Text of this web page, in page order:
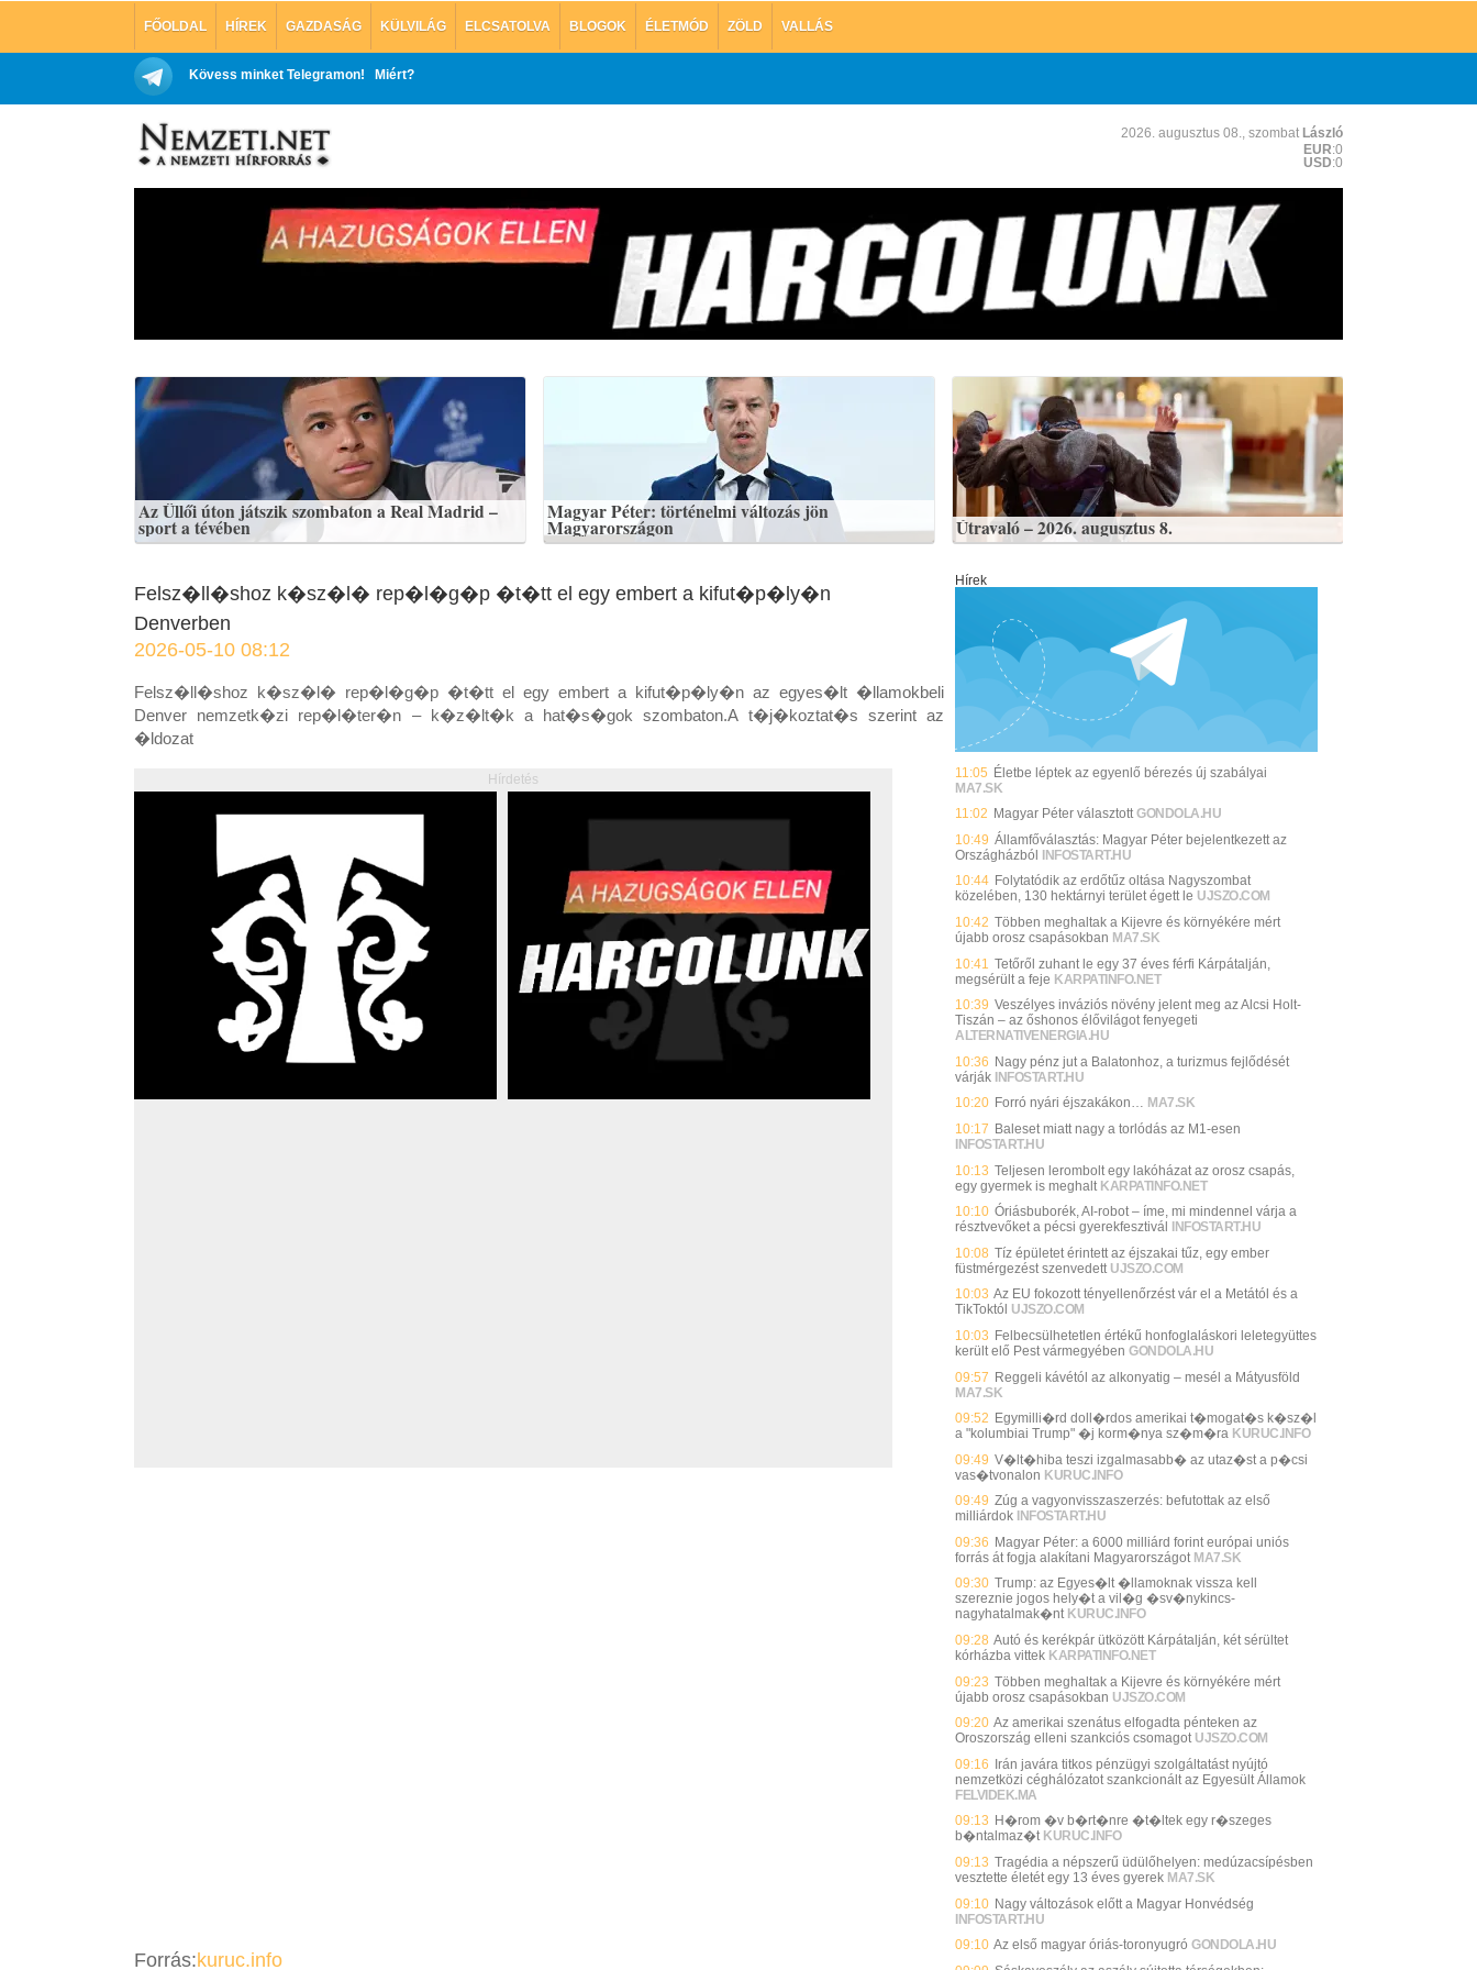
FŐOLDAL HÍREK GAZDASÁG KÜLVILÁG ELCSATOLVA BLOGOK ÉLETMÓD ZÖLD VALLÁS
Kövess minket Telegramon! Miért?
2026. augusztus 08., szombat László
EUR:0
USD:0
Az Üllői úton játszik szombaton a Real Madrid –
sport a tévében
Magyar Péter: történelmi változás jön
Magyarországon Útravaló – 2026. augusztus 8.
Felsz�ll�shoz k�sz�l� rep�l�g�p �t�tt el egy embert a kifut�p�ly�n
Denverben
2026-05-10 08:12
Felsz�ll�shoz k�sz�l� rep�l�g�p �t�tt el egy embert a kifut�p�ly�n az egyes�lt �llamokbeli
Denver nemzetk�zi rep�l�ter�n – k�z�lt�k a hat�s�gok szombaton.A t�j�koztat�s szerint az
�ldozat
Hírdetés
Forrás:kuruc.info
Hírek
11:05 Életbe léptek az egyenlő bérezés új szabályai
MA7.SK
11:02 Magyar Péter választott GONDOLA.HU
10:49 Államfőválasztás: Magyar Péter bejelentkezett az
Országházból INFOSTART.HU
10:44 Folytatódik az erdőtűz oltása Nagyszombat
közelében, 130 hektárnyi terület égett le UJSZO.COM
10:42 Többen meghaltak a Kijevre és környékére mért
újabb orosz csapásokban MA7.SK
10:41 Tetőről zuhant le egy 37 éves férfi Kárpátalján,
megsérült a feje KARPATINFO.NET
10:39 Veszélyes inváziós növény jelent meg az Alcsi Holt-
Tiszán – az őshonos élővilágot fenyegeti
ALTERNATIVENERGIA.HU
10:36 Nagy pénz jut a Balatonhoz, a turizmus fejlődését
várják INFOSTART.HU
10:20 Forró nyári éjszakákon… MA7.SK
10:17 Baleset miatt nagy a torlódás az M1-esen
INFOSTART.HU
10:13 Teljesen lerombolt egy lakóházat az orosz csapás,
egy gyermek is meghalt KARPATINFO.NET
10:10 Óriásbuborék, AI-robot – íme, mi mindennel várja a
résztvevőket a pécsi gyerekfesztivál
INFOSTART.HU
10:08 Tíz épületet érintett az éjszakai tűz, egy ember
füstmérgezést szenvedett UJSZO.COM
10:03 Az EU fokozott tényellenőrzést vár el a Metától és a
TikToktól UJSZO.COM
10:03 Felbecsülhetetlen értékű honfoglaláskori leletegyüttes
került elő Pest vármegyében GONDOLA.HU
09:57 Reggeli kávétól az alkonyatig – mesél a Mátyusföld
MA7.SK
09:52 Egymilli�rd doll�rdos amerikai t�mogat�s k�sz�l
a "kolumbiai Trump" �j korm�nya sz�m�ra KURUC.INFO
09:49 V�lt�hiba teszi izgalmasabb� az utaz�st a p�csi
vas�tvonalon KURUC.INFO
09:49 Zúg a vagyonvisszaszerzés: befutottak az első
milliárdok INFOSTART.HU
09:36 Magyar Péter: a 6000 milliárd forint európai uniós
forrás át fogja alakítani Magyarországot MA7.SK
09:30 Trump: az Egyes�lt �llamoknak vissza kell
szereznie jogos hely�t a vil�g �sv�nykincs-
nagyhatalmak�nt KURUC.INFO
09:28 Autó és kerékpár ütközött Kárpátalján, két sérültet
kórházba vittek KARPATINFO.NET
09:23 Többen meghaltak a Kijevre és környékére mért
újabb orosz csapásokban UJSZO.COM
09:20 Az amerikai szenátus elfogadta pénteken az
Oroszország elleni szankciós csomagot UJSZO.COM
09:16 Irán javára titkos pénzügyi szolgáltatást nyújtó
nemzetközi céghálózatot szankcionált az Egyesült Államok
FELVIDEK.MA
09:13 H�rom �v b�rt�nre �t�ltek egy r�szeges
b�ntalmaz�t KURUC.INFO
09:13 Tragédia a népszerű üdülőhelyen: medúzacsípésben
vesztette életét egy 13 éves gyerek MA7.SK
09:10 Nagy változások előtt a Magyar Honvédség
INFOSTART.HU
09:10 Az első magyar óriás-toronyugró GONDOLA.HU